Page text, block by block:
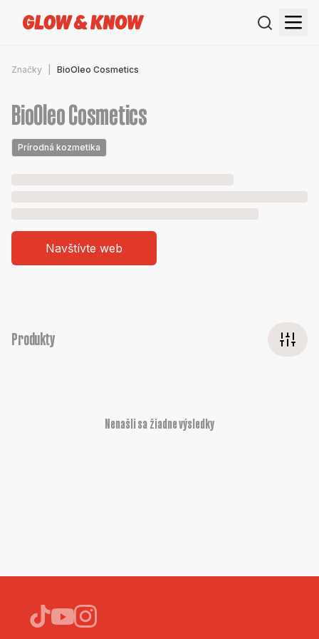
Značky BioOleo Cosmetics
BioOleo Cosmetics
Prírodná kozmetika
Navštívte web
Produkty
Nenašli sa žiadne výsledky